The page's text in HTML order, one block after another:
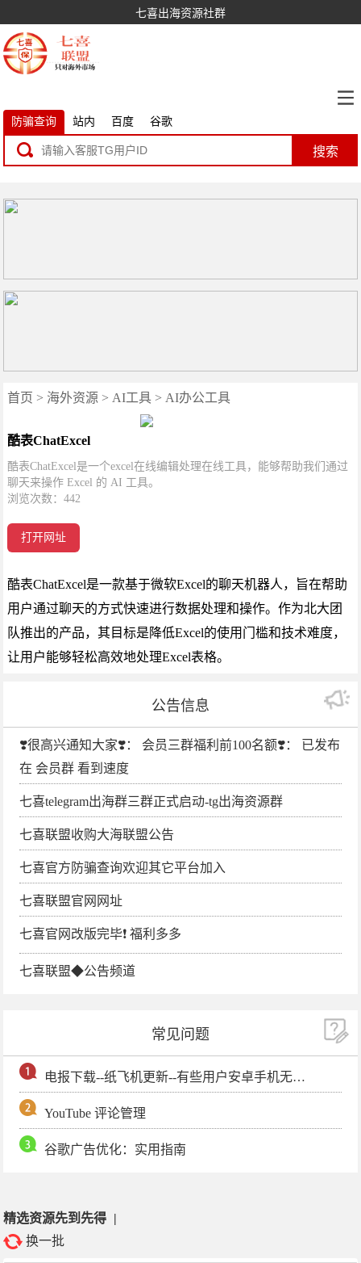
七喜出海资源社群
防骗查询 站内 百度 谷歌
搜索
首页 > 海外资源 > AI工具 > AI办公工具
酷表ChatExcel
酷表ChatExcel是一个excel在线编辑处理在线工具，能够帮助我们通过
聊天来操作 Excel 的 AI 工具。
浏览次数：442
打开网址
酷表ChatExcel是一款基于微软Excel的聊天机器人，旨在帮助
用户通过聊天的方式快速进行数据处理和操作。作为北大团
队推出的产品，其目标是降低Excel的使用门槛和技术难度，
让用户能够轻松高效地处理Excel表格。
公告信息
❣️很高兴通知大家❣️： 会员三群福利前100名额❣️： 已发布
在 会员群 看到速度
七喜telegram出海群三群正式启动-tg出海资源群
七喜联盟收购大海联盟公告
七喜官方防骗查询欢迎其它平台加入
七喜联盟官网网址
七喜官网改版完毕❗️ 福利多多
七喜联盟◆公告频道
常见问题
电报下载--纸飞机更新--有些用户安卓手机无法更新电报软件
YouTube 评论管理
谷歌广告优化：实用指南
精选资源先到先得 |
换一批